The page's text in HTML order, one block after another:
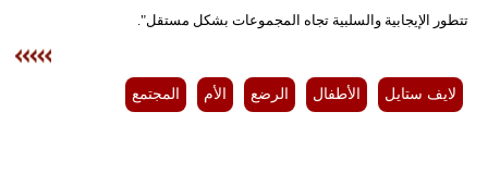
تتطور الإيجابية والسلبية تجاه المجموعات بشكل مستقل".​
لايف ستايل الأطفال الرضع الأم المجتمع